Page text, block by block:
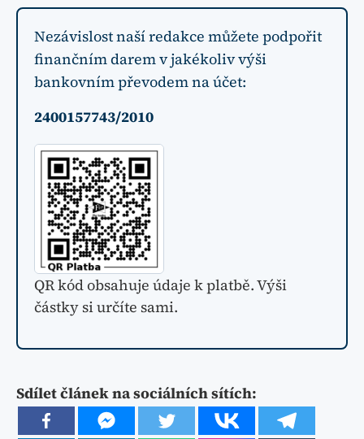
Nezávislost naší redakce můžete podpořit
finančním darem v jakékoliv výši
bankovním převodem na účet:
2400157743/2010
QR kód obsahuje údaje k platbě. Výši
částky si určíte sami.
Sdílet článek na sociálních sítích: